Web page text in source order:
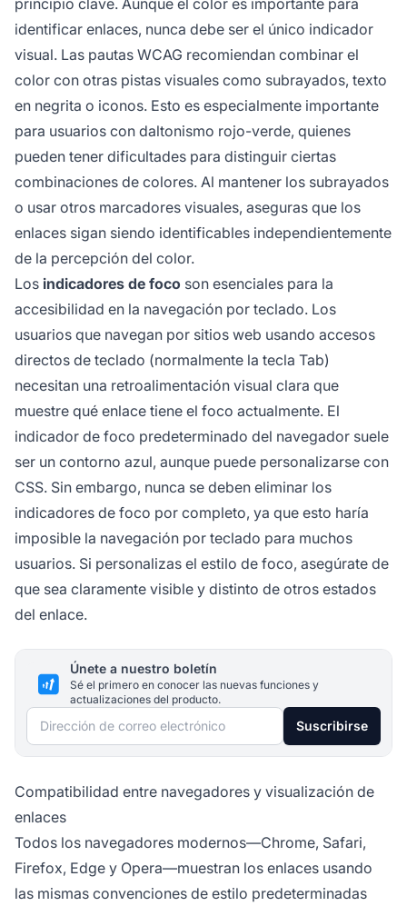
principio clave. Aunque el color es importante para
identificar enlaces, nunca debe ser el único indicador
visual. Las pautas WCAG recomiendan combinar el
color con otras pistas visuales como subrayados, texto
en negrita o iconos. Esto es especialmente importante
para usuarios con daltonismo rojo-verde, quienes
pueden tener dificultades para distinguir ciertas
combinaciones de colores. Al mantener los subrayados
o usar otros marcadores visuales, aseguras que los
enlaces sigan siendo identificables independientemente
de la percepción del color.
Los indicadores de foco son esenciales para la
accesibilidad en la navegación por teclado. Los
usuarios que navegan por sitios web usando accesos
directos de teclado (normalmente la tecla Tab)
necesitan una retroalimentación visual clara que
muestre qué enlace tiene el foco actualmente. El
indicador de foco predeterminado del navegador suele
ser un contorno azul, aunque puede personalizarse con
CSS. Sin embargo, nunca se deben eliminar los
indicadores de foco por completo, ya que esto haría
imposible la navegación por teclado para muchos
usuarios. Si personalizas el estilo de foco, asegúrate de
que sea claramente visible y distinto de otros estados
del enlace.
Únete a nuestro boletín
Sé el primero en conocer las nuevas funciones y
actualizaciones del producto.
Dirección de correo electrónico Suscribirse
Compatibilidad entre navegadores y visualización de
enlaces
Todos los navegadores modernos—Chrome, Safari,
Firefox, Edge y Opera—muestran los enlaces usando
las mismas convenciones de estilo predeterminadas